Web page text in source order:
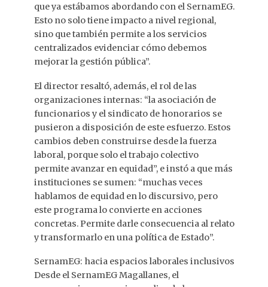
que ya estábamos abordando con el SernamEG.
Esto no solo tiene impacto a nivel regional,
sino que también permite a los servicios
centralizados evidenciar cómo debemos
mejorar la gestión pública”.
El director resaltó, además, el rol de las
organizaciones internas: “la asociación de
funcionarios y el sindicato de honorarios se
pusieron a disposición de este esfuerzo. Estos
cambios deben construirse desde la fuerza
laboral, porque solo el trabajo colectivo
permite avanzar en equidad”, e instó a que más
instituciones se sumen: “muchas veces
hablamos de equidad en lo discursivo, pero
este programa lo convierte en acciones
concretas. Permite darle consecuencia al relato
y transformarlo en una política de Estado”.
SernamEG: hacia espacios laborales inclusivos
Desde el SernamEG Magallanes, el